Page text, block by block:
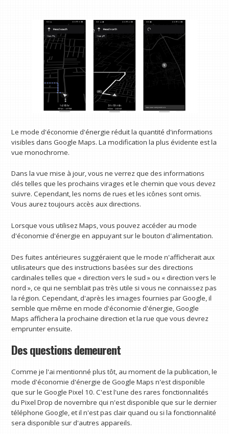
Le mode d'économie d'énergie réduit la quantité d'informations
visibles dans Google Maps. La modification la plus évidente est la
vue monochrome.
Dans la vue mise à jour, vous ne verrez que des informations
clés telles que les prochains virages et le chemin que vous devez
suivre. Cependant, les noms de rues et les icônes sont omis.
Vous aurez toujours accès aux directions.
Lorsque vous utilisez Maps, vous pouvez accéder au mode
d'économie d'énergie en appuyant sur le bouton d'alimentation.
Des fuites antérieures suggéraient que le mode n'afficherait aux
utilisateurs que des instructions basées sur des directions
cardinales telles que « direction vers le sud » ou « direction vers le
nord », ce qui ne semblait pas très utile si vous ne connaissez pas
la région. Cependant, d'après les images fournies par Google, il
semble que même en mode d'économie d'énergie, Google
Maps affichera la prochaine direction et la rue que vous devrez
emprunter ensuite.
Des questions demeurent
Comme je l'ai mentionné plus tôt, au moment de la publication, le
mode d'économie d'énergie de Google Maps n'est disponible
que sur le Google Pixel 10. C'est l'une des rares fonctionnalités
du Pixel Drop de novembre qui n'est disponible que sur le dernier
téléphone Google, et il n'est pas clair quand ou si la fonctionnalité
sera disponible sur d'autres appareils.